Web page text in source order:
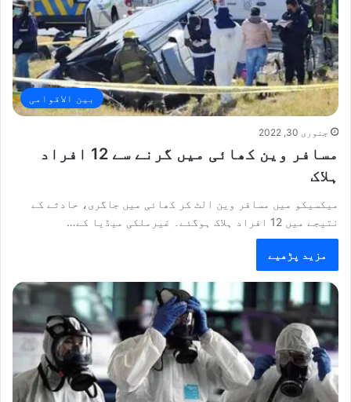
بین الاقوامی
جنوری 30, 2022
مسافر وین کھائی میں گرنے سے 12 افراد
ہلاک
میکسیکو میں مسافر وین الٹ کر کھائی میں جاگری، حادثے کے
نتیجے میں 12 افراد ہلاک ہوگئے۔ غیرملکی میڈیا کے…
مزید پڑھیے